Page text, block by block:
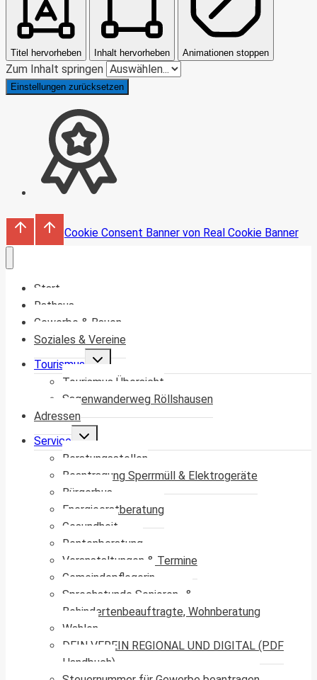
Titel hervorheben Inhalt hervorheben Animationen stoppen
Zum Inhalt springen
Einstellungen zurücksetzen
Cookie Consent Banner von Real Cookie Banner
Start
Rathaus
Gewerbe & Bauen
Soziales & Vereine
Tourismus
Untermenü
umschalten
Tourismus Übersicht
Sagenwanderweg Röllshausen
Adressen
Service
Untermenü
umschalten
Beratungsstellen
Beantragung Sperrmüll & Elektrogeräte
Bürgerbus
Energieerstberatung
Gesundheit
Rentenberatung
Veranstaltungen & Termine
Gemeindepflegerin
Sprechstunde Senioren- &
Behindertenbeauftragte, Wohnberatung
Wahlen
DEIN VEREIN REGIONAL UND DIGITAL (PDF
Handbuch)